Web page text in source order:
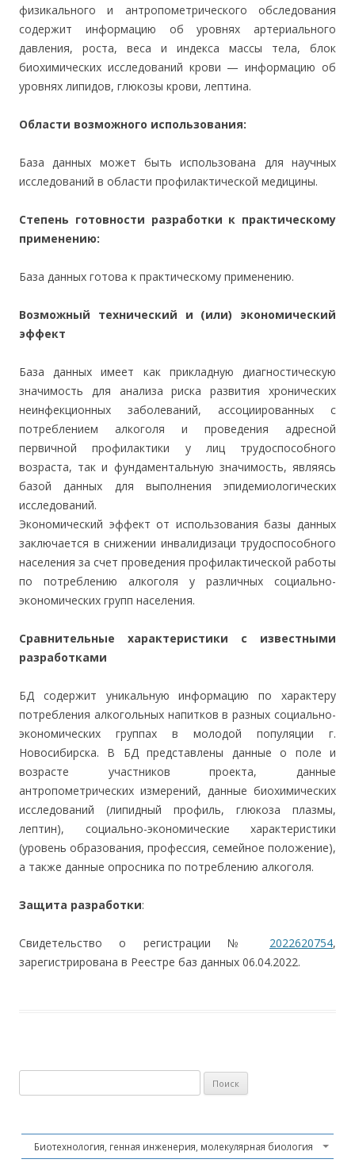
физикального и антропометрического обследования
содержит информацию об уровнях артериального
давления, роста, веса и индекса массы тела, блок
биохимических исследований крови — информацию об
уровнях липидов, глюкозы крови, лептина.
Области возможного использования:
База данных может быть использована для научных
исследований в области профилактической медицины.
Степень готовности разработки к практическому
применению:
База данных готова к практическому применению.
Возможный технический и (или) экономический
эффект
База данных имеет как прикладную диагностическую
значимость для анализа риска развития хронических
неинфекционных заболеваний, ассоциированных с
потреблением алкоголя и проведения адресной
первичной профилактики у лиц трудоспособного
возраста, так и фундаментальную значимость, являясь
базой данных для выполнения эпидемиологических
исследований.
Экономический эффект от использования базы данных
заключается в снижении инвалидизаци трудоспособного
населения за счет проведения профилактической работы
по потреблению алкоголя у различных социально-
экономических групп населения.
Сравнительные характеристики с известными
разработками
БД содержит уникальную информацию по характеру
потребления алкогольных напитков в разных социально-
экономических группах в молодой популяции г.
Новосибирска. В БД представлены данные о поле и
возрасте участников проекта, данные
антропометрических измерений, данные биохимических
исследований (липидный профиль, глюкоза плазмы,
лептин), социально-экономические характеристики
(уровень образования, профессия, семейное положение),
а также данные опросника по потреблению алкоголя.
Защита разработки:
Свидетельство о регистрации № 2022620754,
зарегистрирована в Реестре баз данных 06.04.2022.
Биотехнология, генная инженерия, молекулярная биология